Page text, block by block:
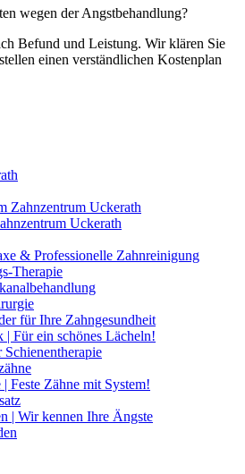
wegen der Angstbehandlung?
Befund und Leistung. Wir klären Sie
einen verständlichen Kostenplan
Zahnzentrum Uckerath
Uckerath
& Professionelle Zahnreinigung
Therapie
für Ihre Zahngesundheit
| Für ein schönes Lächeln!
Feste Zähne mit System!
| Wir kennen Ihre Ängste